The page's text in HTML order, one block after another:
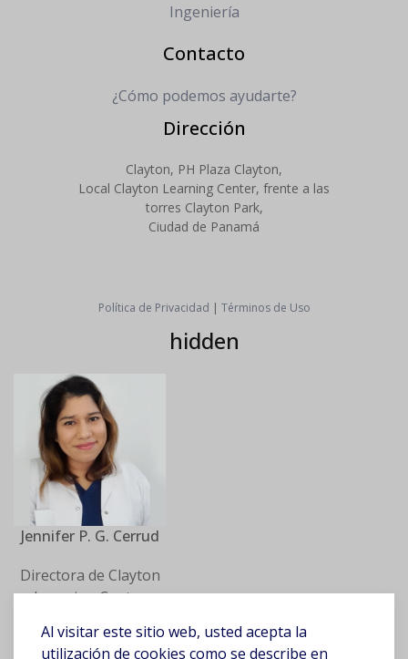
Al visitar este sitio web, usted acepta la
utilización de cookies como se describe en
Ingeniería
Contacto
¿Cómo podemos ayudarte?
Dirección
Clayton, PH Plaza Clayton,
Local Clayton Learning Center, frente a las
torres Clayton Park,
Ciudad de Panamá
Política de Privacidad | Términos de Uso
hidden
Jennifer P. G. Cerrud
Directora de Clayton
Learning Center
Neurociencias y